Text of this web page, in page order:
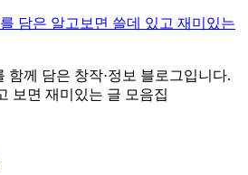
담은 알고보면 쓸데 있고 재미있는
함께 담은 창작·정보 블로그입니다.
보면 재미있는 글 모음집